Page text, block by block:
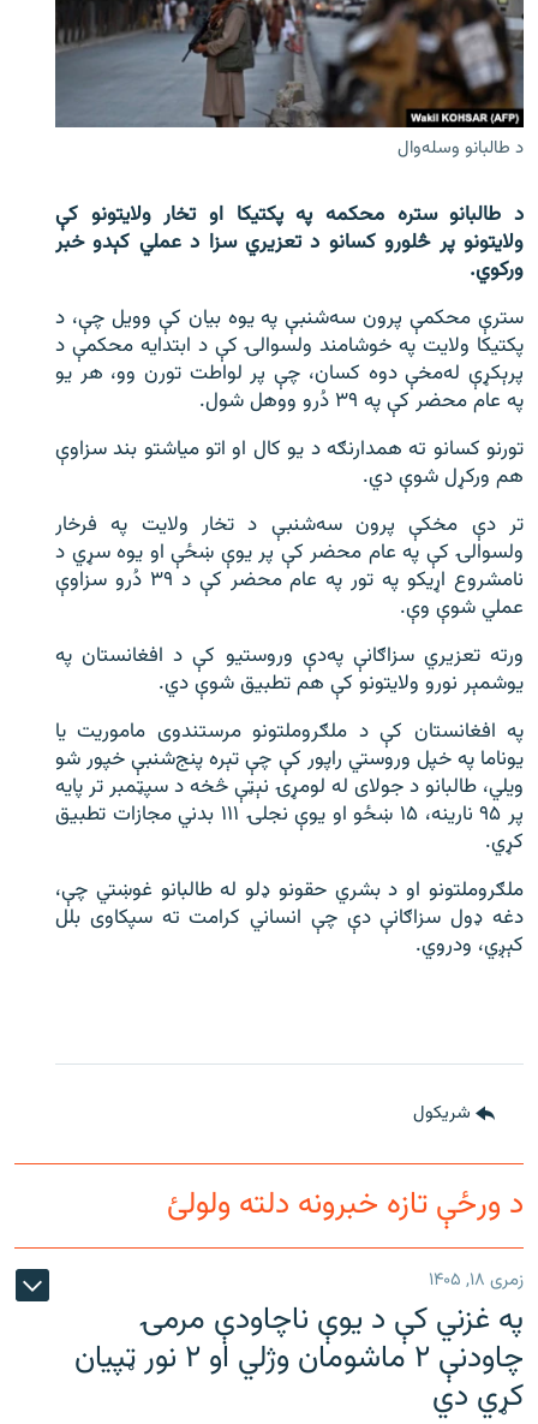
اړیکه
دري پاڼه
Azadi English
د ازادې اروپا/ ازادي راډيو ټولې پاڼې
د طالبانو وسله‌وال
د طالبانو ستره محکمه په پکتیکا او تخار ولایتونو کې
ولایتونو پر څلورو کسانو د تعزیري سزا د عملي کېدو خبر
ورکوي.
سترې محکمې پرون سه‌شنبې په یوه بیان کې وویل چې، د
پکتیکا ولایت په خوشامند ولسوالۍ کې د ابتدایه محکمې د
پرېکړې له‌مخې دوه کسان، چې پر لواطت تورن وو، هر یو
په عام محضر کې په ۳۹ دُرو ووهل شول.
تورنو کسانو ته همدارنګه د یو کال او اتو میاشتو بند سزاوې
هم ورکړل شوې دي.
تر دې مخکې پرون سه‌شنبې د تخار ولایت په فرخار
ولسوالۍ کې په عام محضر کې پر یوې ښځې او یوه سړي د
نامشروع اړیکو په تور په عام محضر کې د ۳۹ دُرو سزاوې
عملي شوې وې.
ورته تعزیري سزاګانې په‌دې وروستیو کې د افغانستان په
یوشمېر نورو ولایتونو کې هم تطبیق شوې دي.
په افغانستان کې د ملګروملتونو مرستندوی ماموریت یا
یوناما په خپل وروستي راپور کې چې تېره پنج‌شنبې خپور شو
ویلي، طالبانو د جولای له لومړۍ نېټې څخه د سپټمبر تر پایه
پر ۹۵ نارینه، ۱۵ ښځو او یوې نجلۍ ۱۱۱ بدني مجازات تطبیق
کړي.
ملګروملتونو او د بشري حقونو ډلو له طالبانو غوښتي چې،
دغه ډول سزاګانې دې چې انساني کرامت ته سپکاوی بلل
کېږي، ودروي.
شريکول
د ورځې تازه خبرونه دلته ولولئ
زمری ۱۸, ۱۴۰۵
په غزني کې د یوې ناچاودې مرمۍ
چاودنې ۲ ماشومان وژلي او ۲ نور ټپیان
کړي دي